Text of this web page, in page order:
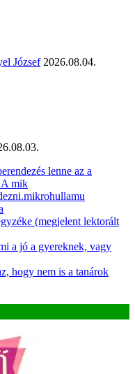
József 2026.08.04.
lenne az a
A mik
(megjelent lektorált
a jó a gyereknek, vagy
hogy nem is a tanárok